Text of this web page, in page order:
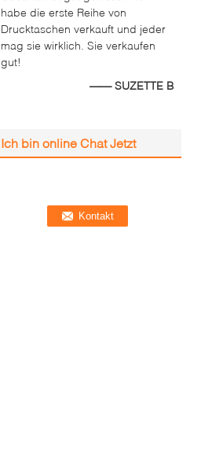
habe die erste Reihe von
Drucktaschen verkauft und jeder
mag sie wirklich. Sie verkaufen
gut!
—— SUZETTE B
Ich bin online Chat Jetzt